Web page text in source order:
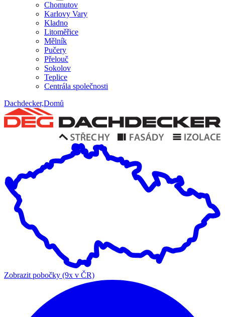
Chomutov
Karlovy Vary
Kladno
Litoměřice
Mělník
Pučery
Přelouč
Sokolov
Teplice
Centrála společnosti
Dachdecker,Domů
Zobrazit pobočky (9x v ČR)